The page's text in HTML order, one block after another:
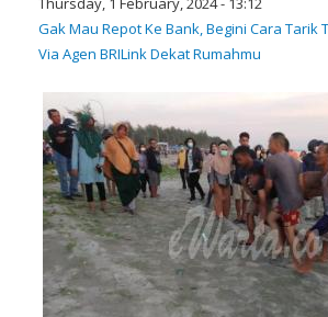
Gak Mau Repot Ke Bank, Begini Cara Tarik
Via Agen BRILink Dekat Rumahmu